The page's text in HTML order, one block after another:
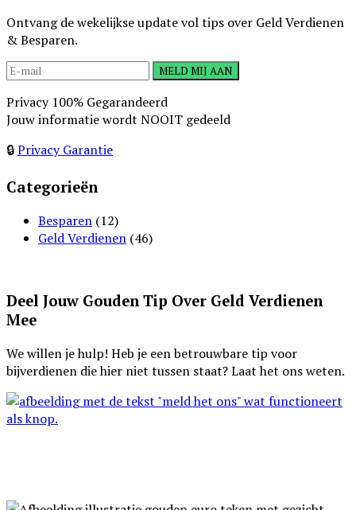
Ontvang de wekelijkse update vol tips over Geld Verdienen
& Besparen.
Privacy 100% Gegarandeerd
Jouw informatie wordt NOOIT gedeeld
🔒Privacy Garantie
Categorieën
Besparen (12)
Geld Verdienen (46)
Deel Jouw Gouden Tip Over Geld Verdienen
Mee
We willen je hulp! Heb je een betrouwbare tip voor
bijverdienen die hier niet tussen staat? Laat het ons weten.